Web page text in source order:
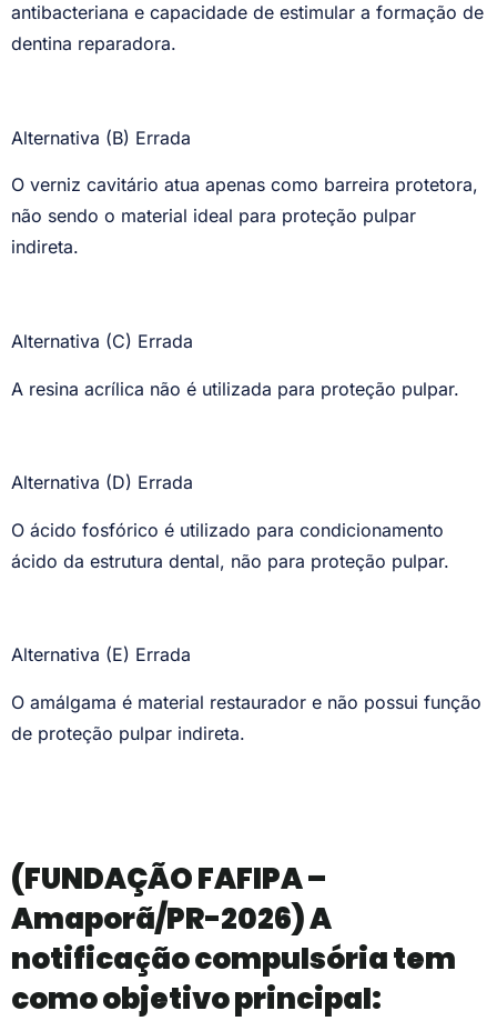
antibacteriana e capacidade de estimular a formação de
dentina reparadora.
Alternativa (B) Errada
O verniz cavitário atua apenas como barreira protetora,
não sendo o material ideal para proteção pulpar
indireta.
Alternativa (C) Errada
A resina acrílica não é utilizada para proteção pulpar.
Alternativa (D) Errada
O ácido fosfórico é utilizado para condicionamento
ácido da estrutura dental, não para proteção pulpar.
Alternativa (E) Errada
O amálgama é material restaurador e não possui função
de proteção pulpar indireta.
(FUNDAÇÃO FAFIPA –
Amaporã/PR-2026) A
notificação compulsória tem
como objetivo principal: